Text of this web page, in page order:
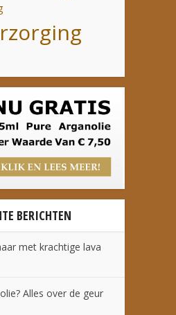
BERICHTEN
met krachtige lava
Alles over de geur